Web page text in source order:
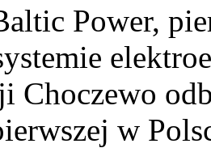
Power,
Choczewo
w